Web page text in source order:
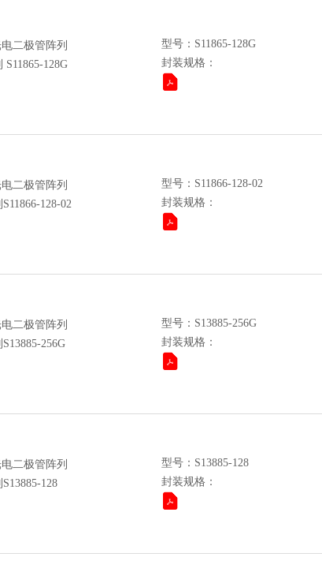
二极管阵列
128G
型号：S11865-128G
封装规格：
二极管阵列
128-02
型号：S11866-128-02
封装规格：
二极管阵列
256G
型号：S13885-256G
封装规格：
二极管阵列
128
型号：S13885-128
封装规格：